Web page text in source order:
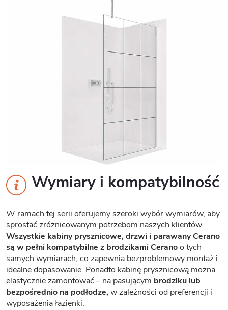
Wymiary i kompatybilność
W ramach tej serii oferujemy szeroki wybór wymiarów, aby
sprostać zróżnicowanym potrzebom naszych klientów.
Wszystkie kabiny prysznicowe, drzwi i parawany Cerano
są w pełni kompatybilne z brodzikami Ceranoo tych
samych wymiarach, co zapewnia bezproblemowy montaż i
idealne dopasowanie. Ponadto kabinę prysznicową można
elastycznie zamontować – na pasującym brodziku lub
bezpośrednio na podłodze,w zależności od preferencji i
wyposażenia łazienki.